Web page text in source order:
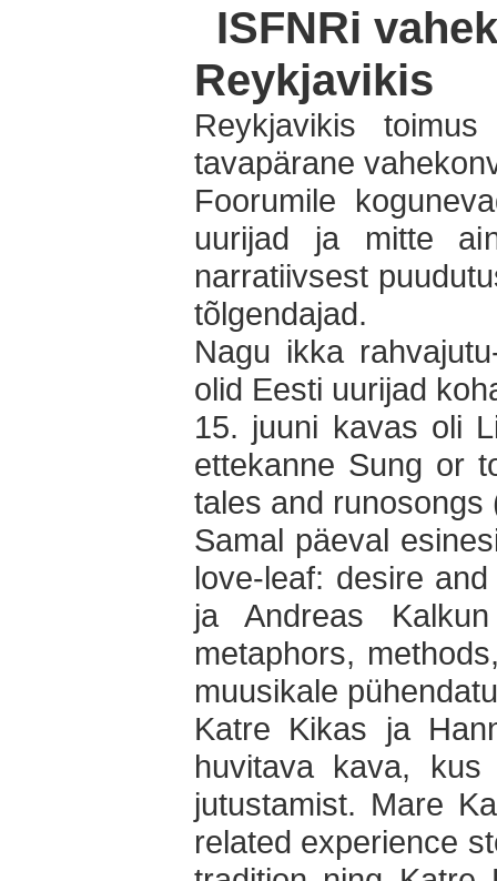
ISFNRi
Reykjavikis
Reykjavikis
tavapärane
Foorumile
uurijad ja mitte
narratiivsest
tõlgendajad.
Nagu ikka
olid Eesti uurijad
15. juuni kavas oli
ettekanne Sung or
tales and runosongs
Samal päeval
love-leaf: desire
ja Andreas
metaphors,
muusikale
Katre Kikas ja
huvitava kava, kus
jutustamist. Mare
related experience